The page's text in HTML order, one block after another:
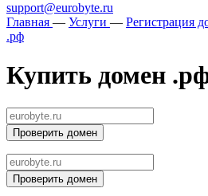
support@eurobyte.ru
Главная — Услуги — Регистрация
.рф
Купить домен
Проверить домен
Проверить домен